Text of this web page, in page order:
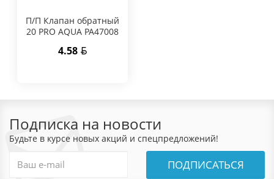
П/П Клапан обратный
20 PRO AQUA PA47008
4.58
Подписка на новости
Будьте в курсе новых акций и спецпредложений!
ПОДПИСАТЬСЯ